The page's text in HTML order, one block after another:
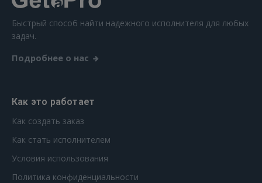
Быстрый способ найти надежного исполнителя для любых
задач.
Подробнее о нас
Как это работает
Как создать заказ
Как стать исполнителем
Условия использования
Политика конфиденциальности